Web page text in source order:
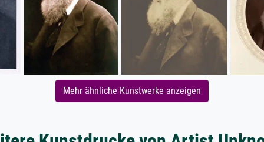
Mehr ähnliche Kunstwerke anzeigen